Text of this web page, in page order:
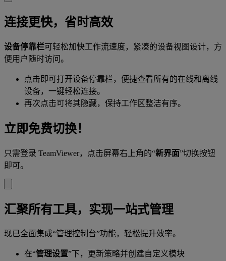
连接更快，省时高效
设备停靠栏可轻松加快工作流速度，紧凑的设备视图设计，方
便用户随时访问。
点击即可打开设备停靠栏，便捷查看所有的在线和离线
设备，一键轻松连接。
再次点击可将其隐藏，保持工作区整洁有序。
立即免费切换！
只需登录 TeamViewer，点击屏幕右上角的“新界面”切换按钮
即可。
汇聚所有工具，实现一站式管理
现已全面集成“管理控制台”功能，轻松提升效率。
在“管理设置”下，更新策略并创建自定义模块